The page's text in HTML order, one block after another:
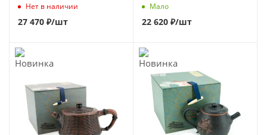
Нет в наличии
27 470 ₽/шт
Мало
22 620 ₽/шт